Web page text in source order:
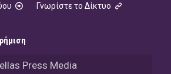
Γνωρίστε το Δίκτυο
Press Media